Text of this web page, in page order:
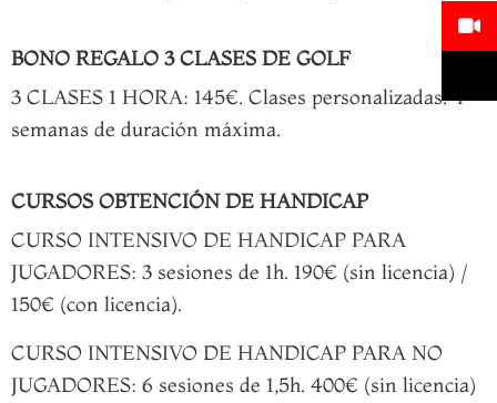
BONO REGALO 3 CLASES DE GOLF
3 CLASES 1 HORA: 145€. Clases personalizadas. 4
semanas de duración máxima.
CURSOS OBTENCIÓN DE HANDICAP
CURSO INTENSIVO DE HANDICAP PARA
JUGADORES: 3 sesiones de 1h. 190€ (sin licencia) /
150€ (con licencia).
CURSO INTENSIVO DE HANDICAP PARA NO
JUGADORES: 6 sesiones de 1,5h. 400€ (sin licencia)